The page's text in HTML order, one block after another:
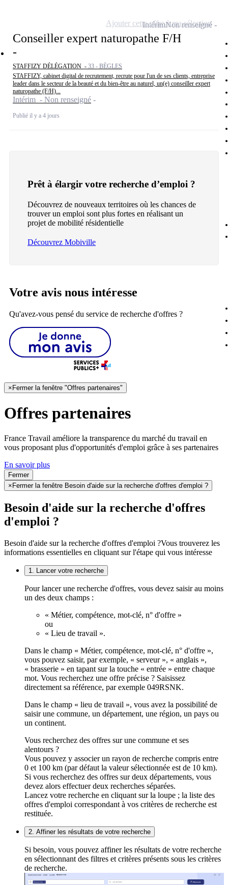
Conseiller expert naturopathe F/H
-
STAFFIZY DÉLÉGATION - 33 - BÈGLES
STAFFIZY, cabinet digital de recrutement, recrute pour l'un de ses clients, entreprise
leader dans le secteur de la beauté et du bien-être au naturel, un(e) conseiller expert
naturopathe (F/H)...
Intérim - Non renseigné
Publié il y a 4 jours
IntérimNon renseigné
Ajouter cette offre à ma sélection
Prêt à élargir votre recherche d’emploi ?
Découvrez de nouveaux territoires où les chances de
trouver un emploi sont plus fortes en réalisant un
projet de mobilité résidentielle
Découvrez Mobiville
Votre avis nous intéresse
Qu'avez-vous pensé du service de recherche d'offres ?
× Fermer la fenêtre "Offres partenaires"
Offres partenaires
France Travail améliore la transparence du marché du travail en
vous proposant plus d'opportunités d'emploi grâce à ses partenaires
En savoir plus
Fermer
× Fermer la fenêtre Besoin d'aide sur la recherche d'offres d'emploi ?
Besoin d'aide sur la recherche d'offres
d'emploi ?
Besoin d'aide sur la recherche d'offres d'emploi ?Vous trouverez les
informations essentielles en cliquant sur l'étape qui vous intéresse
1. Lancer votre recherche
Pour lancer une recherche d'offres, vous devez saisir au moins
un des deux champs :
« Métier, compétence, mot-clé, n° d'offre »
ou
« Lieu de travail ».
Dans le champ « Métier, compétence, mot-clé, n° d'offre »,
vous pouvez saisir, par exemple, « serveur », « anglais »,
« brasserie » en tapant sur la touche « entrée » entre chaque
mot. Vous recherchez une offre précise ? Saisissez
directement sa référence, par exemple 049RSNK.
Dans le champ « lieu de travail », vous avez la possibilité de
saisir une commune, un département, une région, un pays ou
un continent.
Vous recherchez des offres sur une commune et ses
alentours ?
Vous pouvez y associer un rayon de recherche compris entre
0 et 100 km (par défaut la valeur sélectionnée est de 10 km).
Si vous recherchez des offres sur deux départements, vous
devez alors effectuer deux recherches séparées.
Lancez votre recherche en cliquant sur la loupe ; la liste des
offres d'emploi correspondant à vos critères de recherche est
restituée.
2. Affiner les résultats de votre recherche
Si besoin, vous pouvez affiner les résultats de votre recherche
en sélectionnant des filtres et critères présents sous les critères
de recherche.